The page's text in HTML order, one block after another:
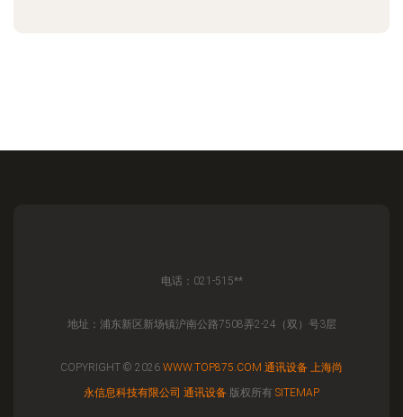
电话：021-515**
地址：浦东新区新场镇沪南公路7508弄2-24（双）号3层
COPYRIGHT © 2026 WWW.TOP875.COM 通讯设备 上海尚
永信息科技有限公司 通讯设备 版权所有 SITEMAP